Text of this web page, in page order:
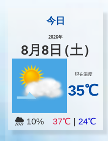
今日
2026年
8月8 日（土）
現在温度
35℃
10% 37℃ 24℃